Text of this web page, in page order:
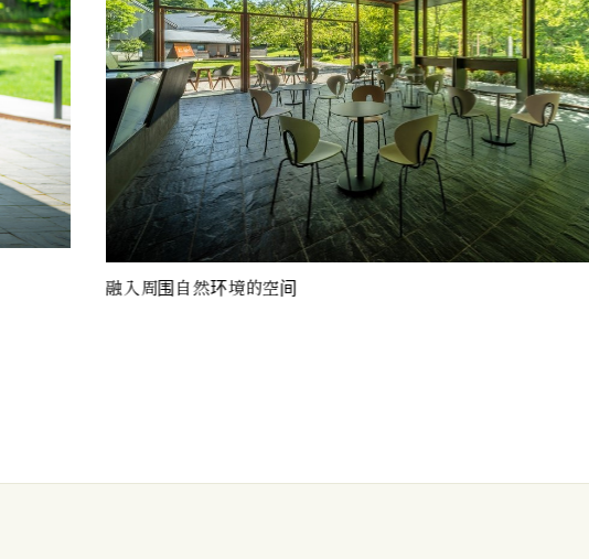
融入周围自然环境的空间